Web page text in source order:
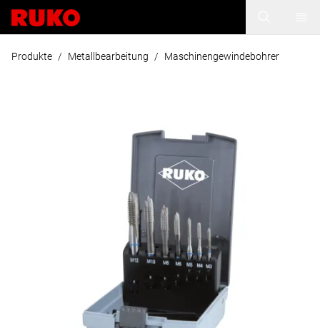
Produkte / Metallbearbeitung / Maschinengewindebohrer